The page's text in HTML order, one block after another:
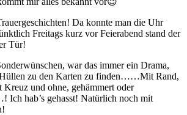
Da konnte man die Uhr
Freitags kurz vor Feierabend stand der
Tür!
war das immer ein Drama,
Hüllen zu den Karten zu finden……Mit Rand,
Kreuz und ohne, gehämmert oder
hab’s gehasst! Natürlich noch mit